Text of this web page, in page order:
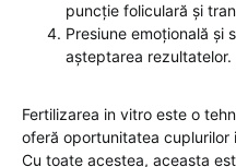
puncție foliculară și
Presiune emoțională și
așteptarea rezultatelor.
Fertilizarea in vitro este o
oferă oportunitatea
Cu toate acestea, aceasta